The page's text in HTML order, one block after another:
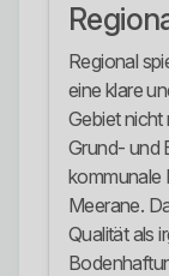
Regional
eine klare
Gebiet
Grund- und
kommunale
Meerane.
Qualität als